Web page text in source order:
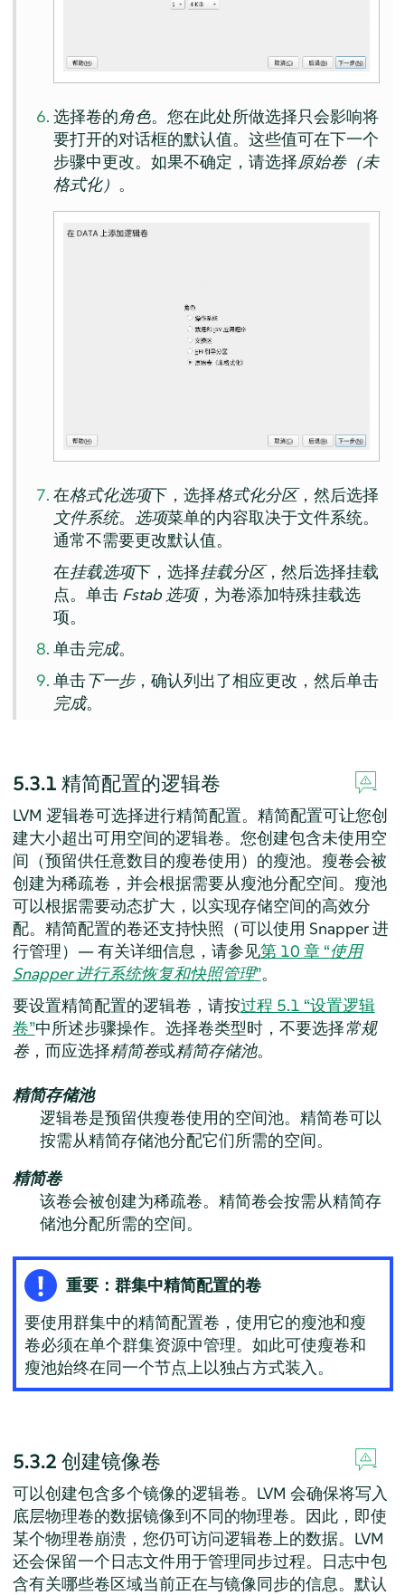
选择卷的角色。您在此处所做选择只会影响将
要打开的对话框的默认值。这些值可在下一个
步骤中更改。如果不确定，请选择原始卷（未
格式化） 。
在格式化选项下，选择格式化分区，然后选择
文件系统。 选项菜单的内容取决于文件系统。
通常不需要更改默认值。
在挂载选项下，选择挂载分区，然后选择挂载
点。单击 Fstab 选项，为卷添加特殊挂载选
项。
单击完成。
单击下一步，确认列出了相应更改，然后单击
完成。
5.3.1 精简配置的逻辑卷
LVM 逻辑卷可选择进行精简配置。精简配置可让您创
建大小超出可用空间的逻辑卷。您创建包含未使用空
间（预留供任意数目的瘦卷使用）的瘦池。瘦卷会被
创建为稀疏卷，并会根据需要从瘦池分配空间。瘦池
可以根据需要动态扩大，以实现存储空间的高效分
配。精简配置的卷还支持快照（可以使用 Snapper 进
行管理）— 有关详细信息，请参见第 10 章 “使用
Snapper 进行系统恢复和快照管理”。
要设置精简配置的逻辑卷，请按过程 5.1 “设置逻辑
卷”中所述步骤操作。选择卷类型时，不要选择常规
卷，而应选择精简卷或精简存储池。
精简存储池
逻辑卷是预留供瘦卷使用的空间池。精简卷可以
按需从精简存储池分配它们所需的空间。
精简卷
该卷会被创建为稀疏卷。精简卷会按需从精简存
储池分配所需的空间。
重要：群集中精简配置的卷
要使用群集中的精简配置卷，使用它的瘦池和瘦
卷必须在单个群集资源中管理。如此可使瘦卷和
瘦池始终在同一个节点上以独占方式装入。
5.3.2 创建镜像卷
可以创建包含多个镜像的逻辑卷。LVM 会确保将写入
底层物理卷的数据镜像到不同的物理卷。因此，即使
某个物理卷崩溃，您仍可访问逻辑卷上的数据。LVM
还会保留一个日志文件用于管理同步过程。日志中包
含有关哪些卷区域当前正在与镜像同步的信息。默认